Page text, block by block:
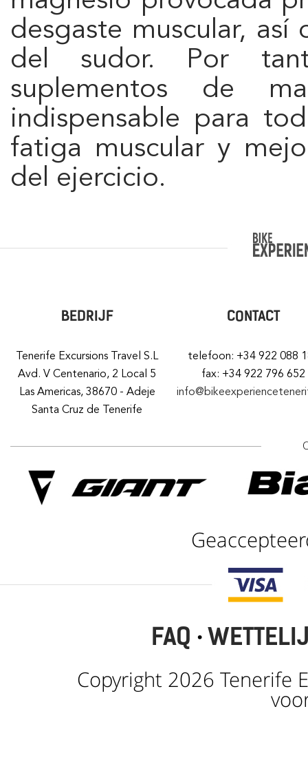
desgaste muscular,
del sudor. Por
suplementos de
indispensable para
fatiga muscular y
del ejercicio.
BEDRIJF
Tenerife Excursions Travel S.L
Avd. V Centenario, 2 Local 5
Las Americas, 38670 - Adeje
Santa Cruz de Tenerife
CONTACT
telefoon: +34 922 088
fax: +34 922 796 652
FAQ ·
Copyright 2026 Tenerife